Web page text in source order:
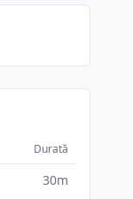
Durată
30m